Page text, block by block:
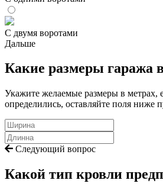
С двумя воротами
Дальше
Какие размеры гаража
Укажите желаемые размеры в метрах,
определились, оставляйте поля ниже
Следующий вопрос
Какой тип кровли